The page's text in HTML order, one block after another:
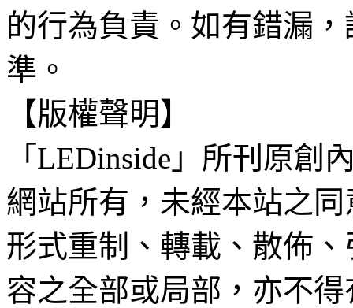
的行為負責。如有錯漏
準。
【版權聲明】
「LEDinside」所刊原創
網站所有，未經本站之
形式重制、轉載、散佈
容之全部或局部，亦不